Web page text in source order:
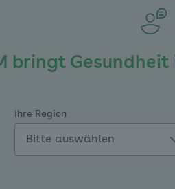
bringt
Ihre Region